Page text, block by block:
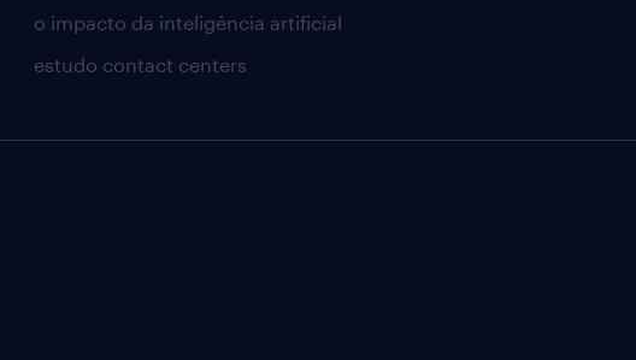
o impacto da inteligência artificial
estudo contact centers